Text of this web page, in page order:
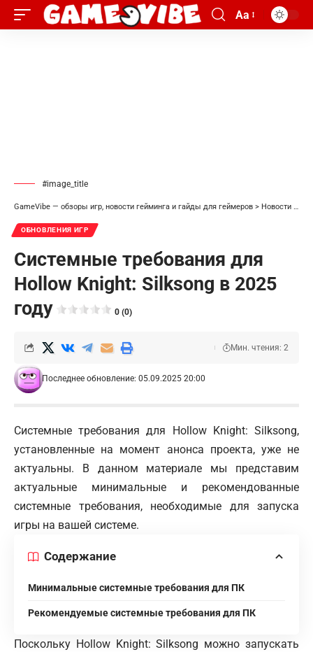
Aa
#image_title
GameVibe — обзоры игр, новости гейминга и гайды для геймеров > Новости
ОБНОВЛЕНИЯ ИГР
Системные требования для
Hollow Knight: Silksong в 2025
году
0 (0)
Последнее обновление: 05.09.2025 20:00
Мин. чтения: 2
Системные требования для Hollow Knight: Silksong,
установленные на момент анонса проекта, уже не
актуальны. В данном материале мы представим
актуальные минимальные и рекомендованные
системные требования, необходимые для запуска
игры на вашей системе.
Содержание
Минимальные системные требования для ПК
Рекомендуемые системные требования для ПК
Поскольку Hollow Knight: Silksong можно запускать